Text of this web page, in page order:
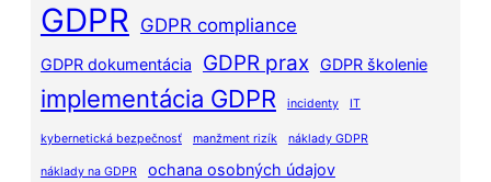
GDPR GDPR compliance
GDPR dokumentácia GDPR prax GDPR školenie
implementácia GDPR incidenty IT
kybernetická bezpečnosť manžment rizík náklady GDPR
náklady na GDPR
ochana osobných údajov